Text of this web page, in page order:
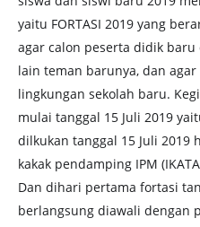
yaitu FORTASI 2019 yang
agar calon peserta didik
lain teman barunya, dan
lingkungan sekolah baru.
mulai tanggal 15 Juli 2019
dilkukan tanggal 15 Juli 2019
kakak pendamping IPM
Dan dihari pertama fortasi
berlangsung diawali dengan